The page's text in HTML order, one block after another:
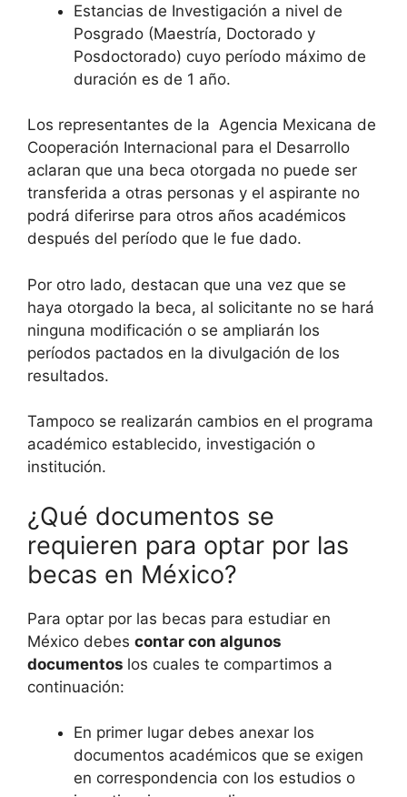
Estancias de Investigación a nivel de
Posgrado (Maestría, Doctorado y
Posdoctorado) cuyo período máximo de
duración es de 1 año.
Los representantes de la Agencia Mexicana de
Cooperación Internacional para el Desarrollo
aclaran que una beca otorgada no puede ser
transferida a otras personas y el aspirante no
podrá diferirse para otros años académicos
después del período que le fue dado.
Por otro lado, destacan que una vez que se
haya otorgado la beca, al solicitante no se hará
ninguna modificación o se ampliarán los
períodos pactados en la divulgación de los
resultados.
Tampoco se realizarán cambios en el programa
académico establecido, investigación o
institución.
¿Qué documentos se
requieren para optar por las
becas en México?
Para optar por las becas para estudiar en
México debes contar con algunos
documentos los cuales te compartimos a
continuación:
En primer lugar debes anexar los
documentos académicos que se exigen
en correspondencia con los estudios o